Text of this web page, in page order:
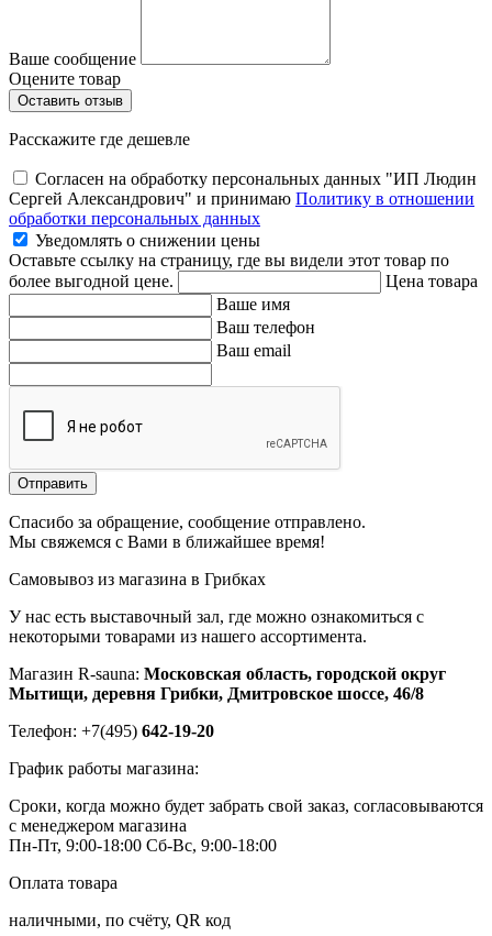
Ваше сообщение
Оцените товар
Расскажите где дешевле
Согласен на обработку персональных данных "ИП Людин
Сергей Александрович" и принимаю Политику в отношении
обработки персональных данных
Уведомлять о снижении цены
Оставьте ссылку на страницу, где вы видели этот товар по
более выгодной цене.
Цена товара
Ваше имя
Ваш телефон
Ваш email
Отправить
Спасибо за обращение, сообщение отправлено.
Мы свяжемся с Вами в ближайшее время!
Самовывоз из магазина в Грибках
У нас есть выставочный зал, где можно ознакомиться с
некоторыми товарами из нашего ассортимента.
Магазин R-sauna: Московская область, городской округ
Мытищи, деревня Грибки, Дмитровское шоссе, 46/8
Телефон: +7(495) 642-19-20
График работы магазина:
Сроки, когда можно будет забрать свой заказ, согласовываются
с менеджером магазина
Пн-Пт, 9:00-18:00 Сб-Вс, 9:00-18:00
Оплата товара
наличными, по счёту, QR код